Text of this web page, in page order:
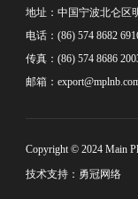
地址：中国宁波北仑区
电话：(86) 574 8682
传真：(86) 574 8686
邮箱：
Copyright © 2024 Main
技术支持：勇冠网络